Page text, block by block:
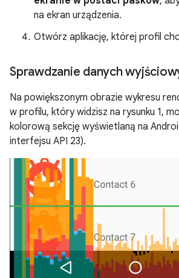
na ekran urządzenia.
Otwórz aplikację, której profil
Sprawdzanie danych
Na powiększonym obrazie wykresu
w profilu, który widzisz na rysunku 1,
kolorową sekcję wyświetlaną na
interfejsu API 23).